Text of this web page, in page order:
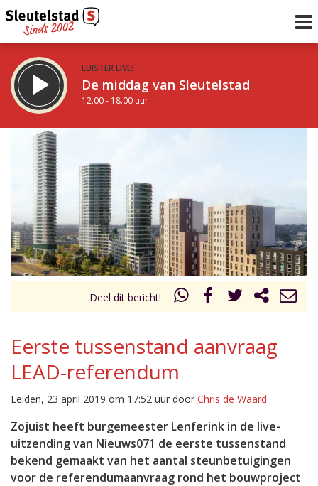
LUISTER LIVE:
De middag van Sleutelstad
12.00 - 18.00 uur
STRAKS:
De avond van Sleutelstad
18.00 - 19.00 uur
Vorig uur
Inklappen
Deel dit bericht!
Eerste tussenstand aanvraag
LEAD-referendum
Leiden, 23 april 2019 om 17:52 uur door Chris de Waard
Zojuist heeft burgemeester Lenferink in de live-
uitzending van Nieuws071 de eerste tussenstand
bekend gemaakt van het aantal steunbetuigingen
voor de referendumaanvraag rond het bouwproject